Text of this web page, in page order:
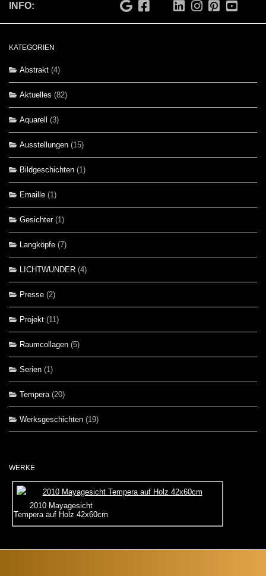
INFO:
KATEGORIEN
Abstrakt (4)
Aktuelles (82)
Aquarell (3)
Ausstellungen (15)
Bildgeschichten (1)
Emaille (1)
Gesichter(1)
Langköpfe (7)
LICHTWUNDER (4)
Presse (2)
Projekt (11)
Raumcollagen (5)
Serien (1)
Tempera(20)
Werksgeschichten (19)
WERKE
2010 Mayagesicht
Tempera auf Holz 42x60cm